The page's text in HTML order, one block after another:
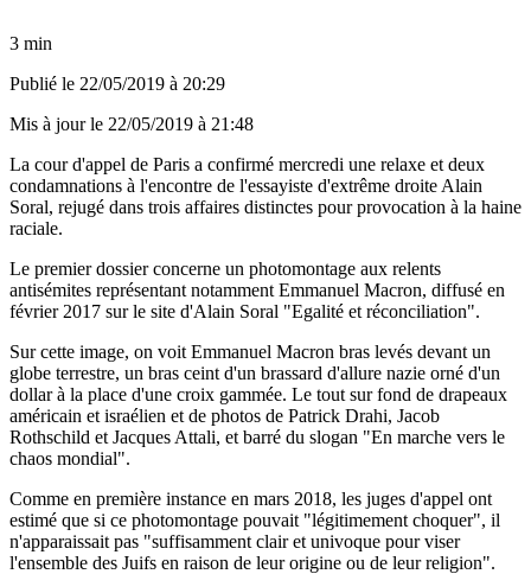
3 min
Publié le 22/05/2019 à 20:29
Mis à jour le 22/05/2019 à 21:48
La cour d'appel de Paris a confirmé mercredi une relaxe et deux
condamnations à l'encontre de l'essayiste d'extrême droite Alain
Soral, rejugé dans trois affaires distinctes pour provocation à la haine
raciale.
Le premier dossier concerne un photomontage aux relents
antisémites représentant notamment Emmanuel Macron, diffusé en
février 2017 sur le site d'Alain Soral "Egalité et réconciliation".
Sur cette image, on voit Emmanuel Macron bras levés devant un
globe terrestre, un bras ceint d'un brassard d'allure nazie orné d'un
dollar à la place d'une croix gammée. Le tout sur fond de drapeaux
américain et israélien et de photos de Patrick Drahi, Jacob
Rothschild et Jacques Attali, et barré du slogan "En marche vers le
chaos mondial".
Comme en première instance en mars 2018, les juges d'appel ont
estimé que si ce photomontage pouvait "légitimement choquer", il
n'apparaissait pas "suffisamment clair et univoque pour viser
l'ensemble des Juifs en raison de leur origine ou de leur religion".